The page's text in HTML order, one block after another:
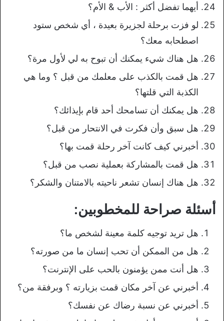
أيهما تفضل أكثر : الأب & الأم؟
لو فزت برحلة لجزيرة بعيدة ، أي شخص ستود
اصطحابه معك؟
هل هناك شيء يمكنك أن تبوح به لي لأول مرة؟
هل قمت بالكذب على معلمك من قبل ؟ وما هي
الكذبة التي قلتها؟
هل يمكنك أن تسامحك أحد قام بإيذائك؟
هل سبق وأن فكرت في الانتحار من قبل؟
أخبرني كيف كانت آخر رحلة قمت بها؟
هل قمت بالمشاركة بعملية نصب من قبل؟
هل هناك إنسان تشعر ناحيته بالامتنان والشكر؟
أسئلة صراحة للمخطوبين:
هل تريد توجيه كلمة معينة لشخص ما؟
هل من الممكن أن تحب إنسان ما من صورته؟
هل أنت ممن يؤمنون بالحب على الإنترنت؟
أخبرني عن آخر مكان قمت بزيارته ؟ وبرفقة من؟
أخبرني عن نسبة رضاك عن نفسك؟